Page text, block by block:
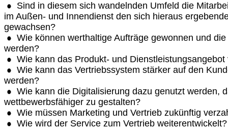
Sind in diesem sich wandelnden Umfeld die
im Außen- und Innendienst den sich hieraus
gewachsen?
Wie können werthaltige Aufträge gewonnen und
werden?
Wie kann das Produkt- und
Wie kann das Vertriebssystem stärker auf den
werden?
Wie kann die Digitalisierung dazu genutzt werden,
wettbewerbsfähiger zu gestalten?
Wie müssen Marketing und Vertrieb zukünftig
Wie wird der Service zum Vertrieb weiterentwickelt?